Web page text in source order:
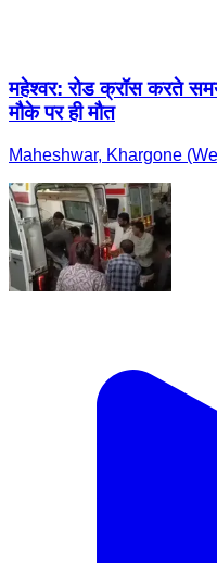
महेश्वर: रोड क्रॉस करते
मौके पर ही मौत
Maheshwar, Khargone